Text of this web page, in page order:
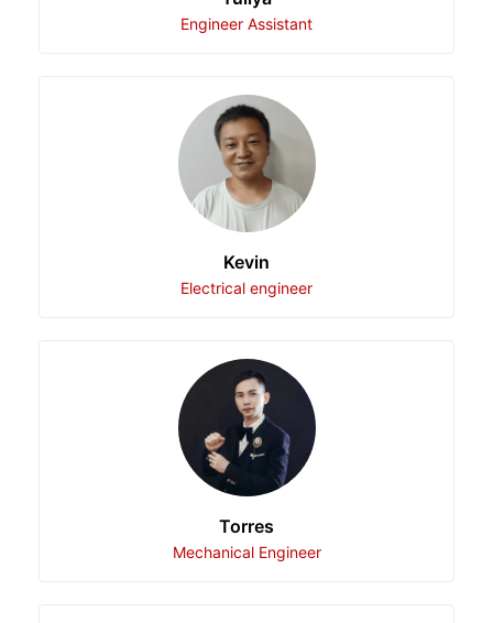
Engineer Assistant
Kevin
Electrical engineer
Torres
Mechanical Engineer